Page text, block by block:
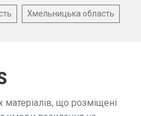
Хмельницька область
що розміщені